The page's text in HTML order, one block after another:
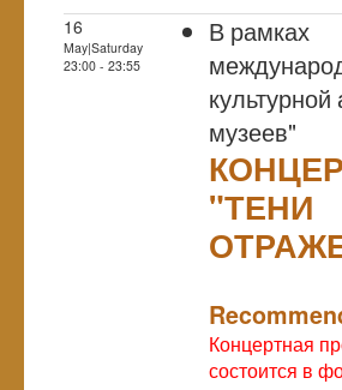
16
May|Saturday
23:00 - 23:55
В рамках
музеев"
"ТЕНИ
Концертная
состоится в